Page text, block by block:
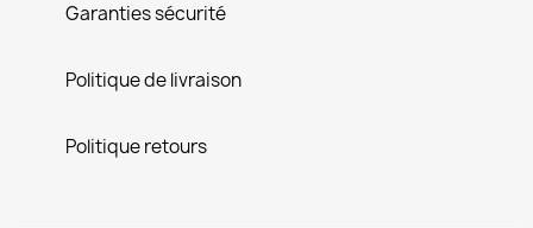
Garanties sécurité
Politique de livraison
Politique retours